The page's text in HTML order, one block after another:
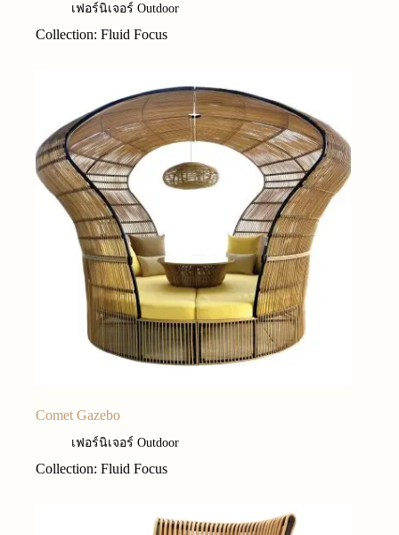
เฟอร์นิเจอร์ Outdoor
Collection: Fluid Focus
Comet Gazebo
เฟอร์นิเจอร์ Outdoor
Collection: Fluid Focus